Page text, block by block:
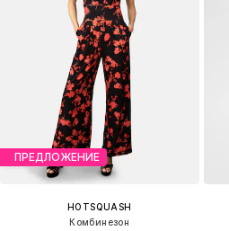
ПРЕДЛОЖЕНИЕ
HOTSQUASH
Комбинезон